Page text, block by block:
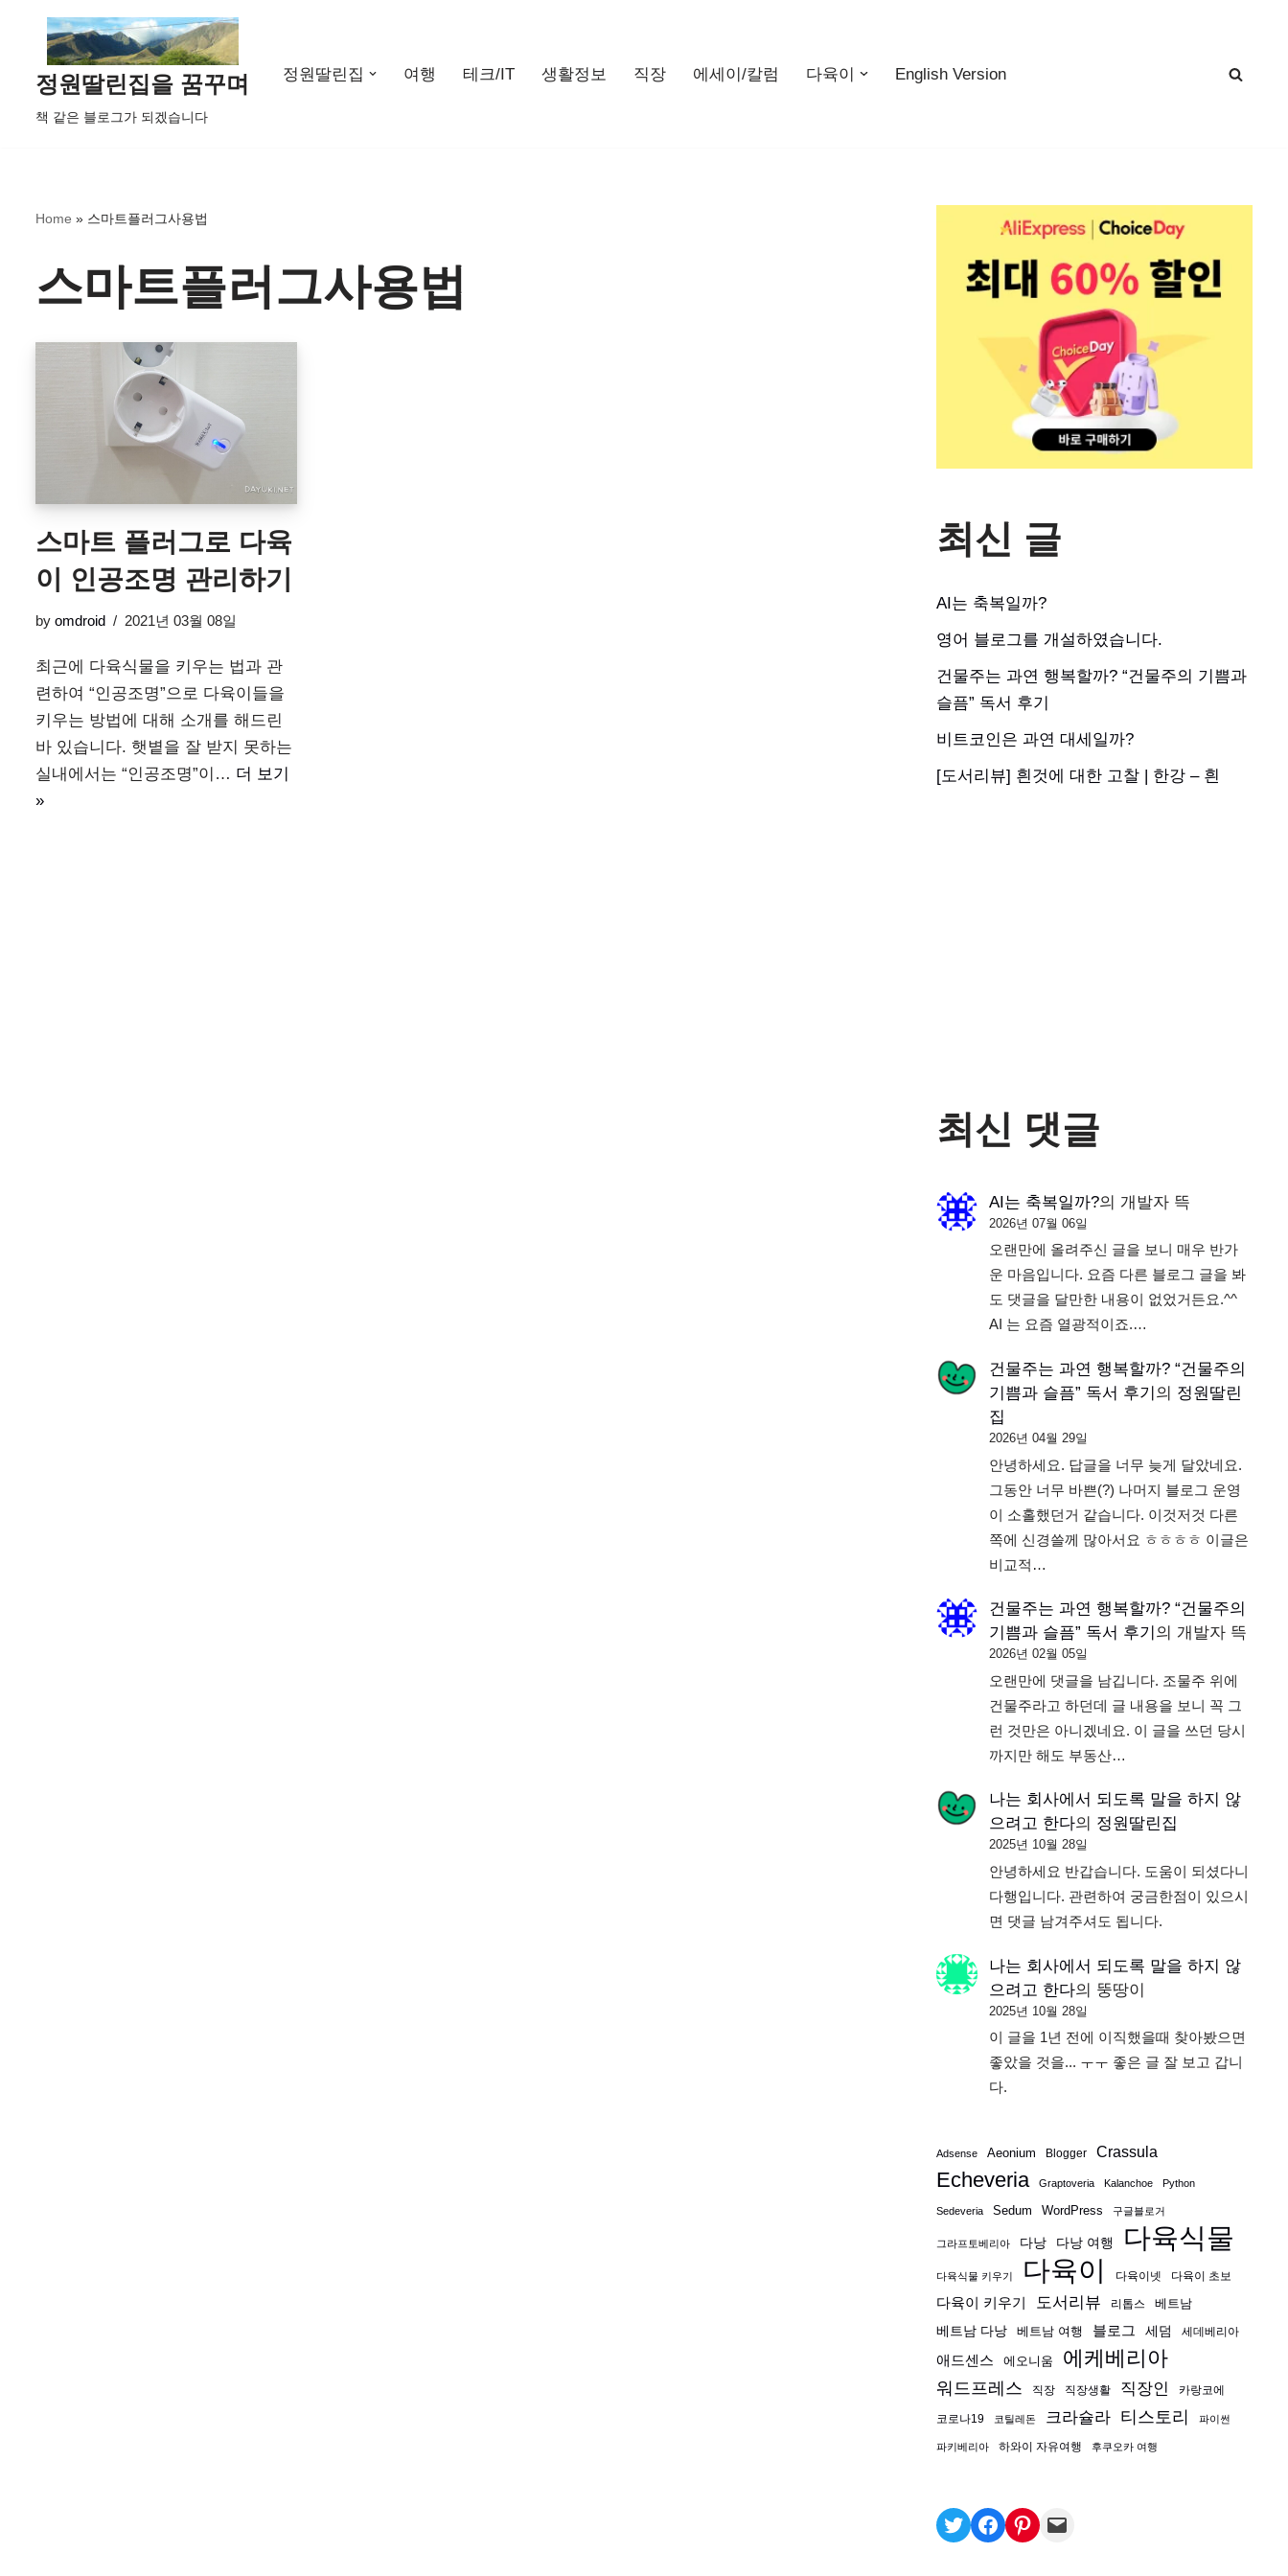
정원딸린집을 꿈꾸며
책 같은 블로그가 되겠습니다
정원딸린집 여행 테크/IT 생활정보 직장 에세이/칼럼 다육이 English Version
Home » 스마트플러그사용법
스마트플러그사용법
스마트 플러그로 다육
이 인공조명 관리하기
by omdroid 2021년 03월 08일
최근에 다육식물을 키우는 법과 관
련하여 “인공조명”으로 다육이들을
키우는 방법에 대해 소개를 해드린
바 있습니다. 햇볕을 잘 받지 못하는
실내에서는 “인공조명”이… 더 보기
»
최신 글
AI는 축복일까?
영어 블로그를 개설하였습니다.
건물주는 과연 행복할까? “건물주의 기쁨과
슬픔” 독서 후기
비트코인은 과연 대세일까?
[도서리뷰] 흰것에 대한 고찰 | 한강 – 흰
최신 댓글
AI는 축복일까?의 개발자 뜩
2026년 07월 06일
오랜만에 올려주신 글을 보니 매우 반가
운 마음입니다. 요즘 다른 블로그 글을 봐
도 댓글을 달만한 내용이 없었거든요.^^
AI 는 요즘 열광적이죠.…
건물주는 과연 행복할까? “건물주의
기쁨과 슬픔” 독서 후기 의 정원딸린
집
2026년 04월 29일
안녕하세요. 답글을 너무 늦게 달았네요.
그동안 너무 바쁜(?) 나머지 블로그 운영
이 소홀했던거 같습니다. 이것저것 다른
쪽에 신경쓸께 많아서요 ㅎㅎㅎㅎ 이글은
비교적…
건물주는 과연 행복할까? “건물주의
기쁨과 슬픔” 독서 후기 의 개발자 뜩
2026년 02월 05일
오랜만에 댓글을 남깁니다. 조물주 위에
건물주라고 하던데 글 내용을 보니 꼭 그
런 것만은 아니겠네요. 이 글을 쓰던 당시
까지만 해도 부동산…
나는 회사에서 되도록 말을 하지 않
으려고 한다의 정원딸린집
2025년 10월 28일
안녕하세요 반갑습니다. 도움이 되셨다니
다행입니다. 관련하여 궁금한점이 있으시
면 댓글 남겨주셔도 됩니다.
나는 회사에서 되도록 말을 하지 않
으려고 한다의 뚱땅이
2025년 10월 28일
이 글을 1년 전에 이직했을때 찾아봤으면
좋았을 것을... ㅜㅜ 좋은 글 잘 보고 갑니
다.
Adsense Aeonium Blogger Crassula
Echeveria Graptoveria Kalanchoe Python
Sedeveria Sedum WordPress 구글블로거
그라프토베리아 다낭 다낭 여행 다육식물
다육식물 키우기 다육이 다육이넷 다육이 초보
다육이 키우기 도서리뷰 리톱스
베트남
베트남 다낭
베트남 여행 블로그 세덤 세데베리아
애드센스 에오니움 에케베리아
워드프레스 직장 직장생활 직장인 카랑코에
코로나19 코틸레돈 크라슐라 티스토리 파이썬
파키베리아 하와이 자유여행 후쿠오카 여행